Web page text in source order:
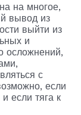
на многое,
вывод из
выйти из
и
осложнений,
с
если
если тяга к